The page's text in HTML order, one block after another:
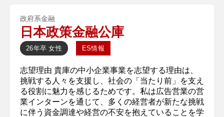
政府系金融
日本政策金融公庫
26年卒 女性 ES情報
志望理由 貴庫の中小企業事業を志望する理由は、
挑戦する人々を支援し、社会の「当たり前」を支え
る役割に魅力を感じるためです。私は広告営業の営
業インターンを通じて、多くの経営者が新たな挑戦
に伴う資金調達や経営の不安を抱えていることを学